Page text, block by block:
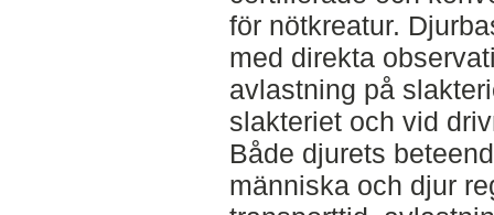
för nötkreatur.
med direkta
avlastning på
slakteriet och vid
Både djurets
människa och djur